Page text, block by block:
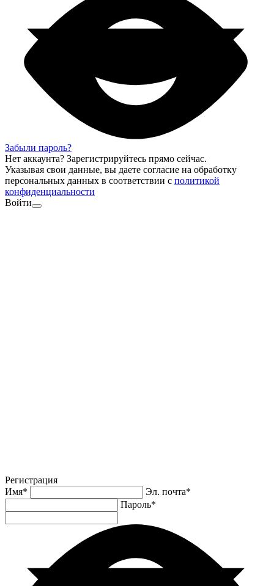
Забыли пароль?
Нет аккаунта? Зарегистрируйтесь прямо сейчас.
Указывая свои данные, вы даете согласие на обработку
персональных данных в соответствии с политикой
конфиденциальности
Войти
Регистрация
Имя* Эл. почта*
Пароль*